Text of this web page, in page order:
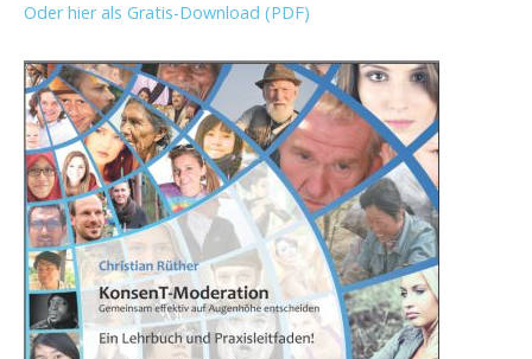
Oder hier als Gratis-Download (PDF)